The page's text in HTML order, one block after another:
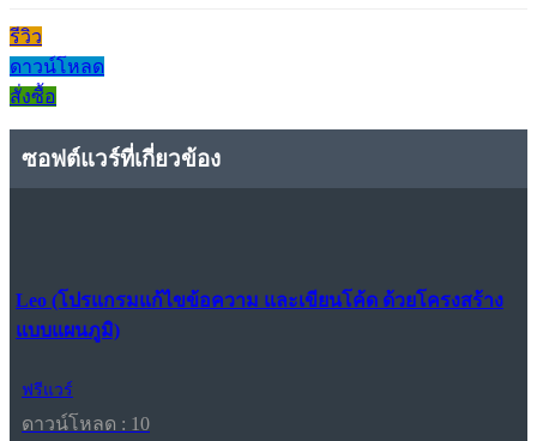
รีวิว
ดาวน์โหลด
สั่งซื้อ
ซอฟต์แวร์ที่เกี่ยวข้อง
Leo (โปรแกรมแก้ไขข้อความ และเขียนโค้ด ด้วยโครงสร้าง
แบบแผนภูมิ)
ฟรีแวร์
ดาวน์โหลด : 10